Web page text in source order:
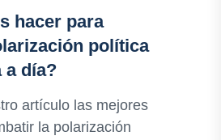
hacer para
política
a día?
artículo las mejores
la polarización